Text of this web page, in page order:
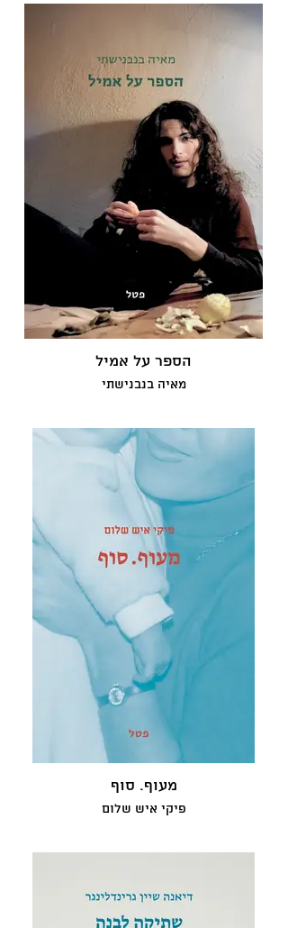
הספר על אמיל
מאיה בנבנישתי
מעוף. סוף
פיקי איש שלום